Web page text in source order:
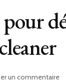
un commentairesur